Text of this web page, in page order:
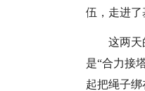
伍，走进了
这两
是“合力接
起把绳子